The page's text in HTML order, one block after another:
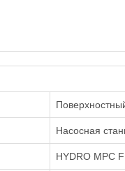
Насосная
HYDRO MPC F